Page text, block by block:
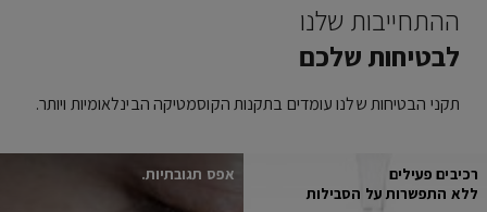
ההתחייבות שלנו
לבטיחות שלכם
תקני הבטיחות שלנו עומדים בתקנות הקוסמטיקה הבינלאומיות ויותר.
אפס תגובתיות.
רכיבים פעילים
ללא התפשרות על הסבילות